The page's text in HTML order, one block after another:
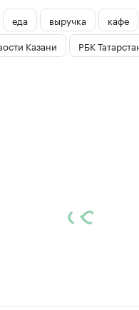
еда выручка
кафе
Казани РБК